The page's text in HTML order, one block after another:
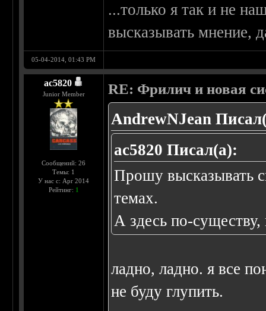
...только я так и не
высказывать мнение,
05-04-2014, 01:43 PM
ac5820
Junior Member
Сообщений: 26
Темы: 1
У нас с: Apr 2014
Рейтинг: 1
RE: Фрилич и новая
AndrewNJean
ac5820 Писал(а):
Прошу высказывать
темах.
А здесь по-существу,
ладно, ладно. я все
не буду глупить.